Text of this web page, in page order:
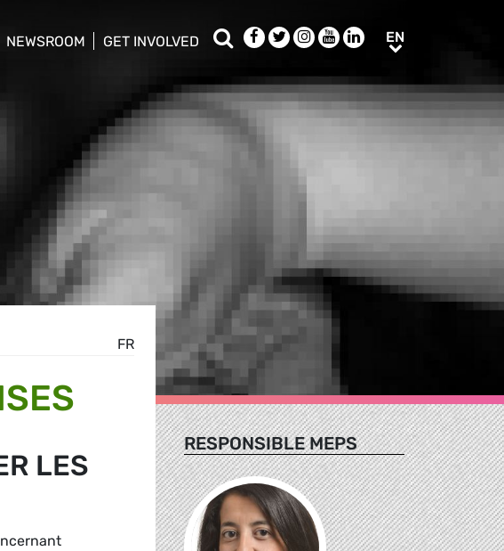
NEWSROOM
GET INVOLVED
SearchFacebook
TwitterInstagram
YoutubeLinkedIn
EN
FR
LES
RESPONSIBLE MEPS